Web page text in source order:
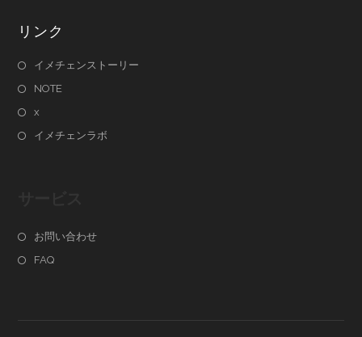
リンク
イメチェンストーリー
NOTE
x
イメチェンラボ
お問い合わせ
FAQ